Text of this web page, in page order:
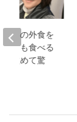
夫との外食を
よりも食べる
て改めて驚